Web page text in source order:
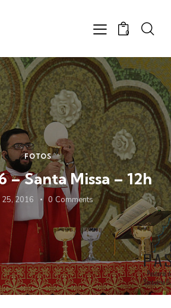
0
FOTOS
– Santa Missa – 12h
25, 2016 0 Comments